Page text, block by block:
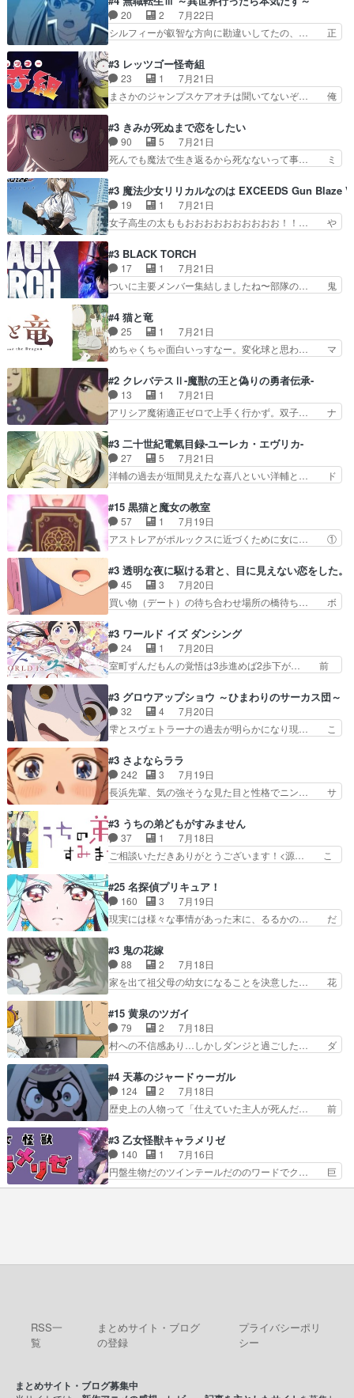
OVAならアリかな。ICT… 冒頭のアクションから
釘付けだった。皆人形… ひとつの単体の作品とし
ては悪くないと思い…
んと三岳さんがラストに姫子さんのお… 初めて夜
のコンビニに行った隼人と姫子は偶… こういう学
園物のラブコメ元々好きだから設… にしても妹は
久」役で出演してまーす！み… 隼人の家庭は隼人
に家事の負担がかかってい… 三岳さんが隼人にと
って妹扱い止まりそうな…
20 2
7月22日
シルフィーが叡智な方向に勘違いしてたの、… 正
ンダイチャンネルで視聴。リーリャさん… なんか
腹立つなぁルーデウスめ…これでエリ… トレント
は後に何らかの際に活躍するんやろ… アイシ
ャ、、、なんと末恐ろしい妹なんだ！… ルーデウ
しゃあない。狂犬かくましいつ来… 本作はぬるい
ハーレムではなく、真面目に一… エリスはしばら
くEDだけやね。アイシャ、…
#3 レッツゴー怪奇組
23 1
7月21日
まさかのジャンプスケアオチは聞いてないぞ… 俺
ャ子の従姉妹シュラ子登場。主人公眼福… 跡目争
いの新キャラ登場で、今回はシュール… めちゃ子
のいとこかわいい今回主人公の驚き… メチャ子を
くしゃみと鼻水が止まらなくなる… お父さんに押
をちびっ子にしたあの玉、も… 半裸の警官の方が
怖い。ライバルキャラかわ… 霊媒師が人の肩に霊
を乗せるな笑なんてモノ…
#3 きみが死ぬまで恋をしたい
90 5
7月21日
死んでも魔法で生き返るから死なないって事… ミ
ミ、最後のその顔は怖いよ...。てかタ… もはや人
間なのかも怪しい戦闘シーンがない… 今話第LO
／原画で参加させていただきまし… 皆大好き、ロ
リの全裸だーーーーーーッッッ… シーナとミミが
芽吹く百合の花。ミミ(c… ルームメイト1ヶ月経
ってシーナがミミの人… もう後戻りできないぞ」
してくるとは思わん…
#3 魔法少女リリカルなのは EXCEEDS Gun Blaze
19 1
7月21日
女子高生の太ももおおおおおおおおおお！！… や
瀬シイナと夜海トワ』今回はフォロワー… なのは
と出逢い炎の魔人の能力を人類の為に… ・シイ
ナ、トワと出会う親近感を感じる2人… 篠宮マナ
が登場したけど公式サイトに20歳… リリカルな
ちゃ食うやん魔人狩りチーム強… 人類滅亡寸前ま
で追い詰められていたのに、… 第３話をU-NEXT
で視聴しました。視聴…
#3 BLACK TORCH
17 1
7月21日
ついに主要メンバー集結しましたね〜部隊の… 鬼
描いたようなチョロインだったな。下半… 前回か
ら引き続いてじいさんとの決別の冒頭… あっちは
呪霊でこっちは物怪。忍者っぽいア… 護衛対象と
なる弐郎を連れて隠密局へ、彼の… →現状展開が
た弐郎は鬼子母神一華の護衛… 護衛はお尻一華、
ここは定番やっぱ物の怪の… ①敵は会話してる最
中の同乗者を物音一つ発…
#4 猫と竜
25 1
7月21日
めちゃくちゃ面白いっすなー。変化球と思わ… マ
代もの猫たちの誕生と成長を見守る猫竜… 前回猫
たちで熊退治をしていた中の一匹の猫… と思って
みにいったらクロバネのCV.速水… 「おじちゃん
は身内に甘い」で、いきなり笑… ガチで素晴らし
た子猫たちのその後が描か… 王子の旅の始まりは
確かにそうでしたよね！… リゼロ見終わっちゃっ
てほのぼの系がいいか…
#2 クレバテスⅡ-魔獣の王と偽りの勇者伝承-
13 1
7月21日
アリシア魔術適正ゼロで上手く行かず。双子… ナ
紹介の時台に乗ってるサラサ可愛いw学… ナイ
エ・シフォンリッツの出番が多くて嬉し… 石田で
こいつワルだな。なぜ大猿に変身した… 2冊目の
トアの書は学長の手に1話冒頭と合… アリシアと
たのにロリ化されて学生にされ… これはいい黒沢
ともよ。笑いのセンスも合う… ナイエのリアクシ
ョンが面白い。ローメイン…
#3 二十世紀電氣目録-ユーレカ・エヴリカ-
27 5
7月21日
洋輔の過去が垣間見えたな喜八といい洋輔と… ド
が目録に固執する理由もほぼ明らかとな… これ京
アニだったのかそのわりにはそこまで… 清六兄ち
ゃんと喜八、清六と洋輔それぞれの… 化学的作用
に依りて継続して…電池と称すっ… 洋輔、清六の
えてみんなで物作りで一気に… 作画は最高なのに
話がつまらない。やっぱ京… 天下り式に竹のフィ
ラメントが出てきたのは…
#15 黒猫と魔女の教室
57 1
7月19日
アストレアがポルックスに近づくために女に… ①
はアストレアの野望による性転換、後半… アスト
レア君の作戦に皆巻き込まれてて草捕… アストレ
アが作った薬によって男女入れ替わ… アルトレア
がポルックスのこと好きとは言え… アストレアが
払い騒動と賑やかでいいねw… 偉大な父を持つが
故の悩(独自のおっぱい論… 鉄板中の鉄板、性転
換と酩酊ネタの二連発(…
#3 透明な夜に駆ける君と、目に見えない恋をした。
45 3
7月20日
買い物（デート）の待ち合わせ場所の橋待ち… ボ
を照らす打ち上げ花火。人混みの中、み… どんど
んキュンが増えていく展開に毎回わく… ちょこっ
と書ければと風が吹き手元にあった… 』は、率直
に言って脚本と演出が悪いと思う… 小春の目が見
と、空野の億劫さがリアルだ… かけると小春、二
人が一緒に過ごす時間が描… ヒロインの目が不自
由だから音を大切にして…
#3 ワールド イズ ダンシング
24 1
7月20日
室町ずんだもんの覚悟は3歩進めば2歩下が… 前
が主人公の漫画がアニメになったらし… 壮絶だっ
た…30分で2時間の映画のように… すべての表現
がピタリと揃った傑作本当に素… たまに現れて謎
のアドバイスをしてくれるお… 可愛いキャラデザ
とが決まる。更に父から… 再び鬼夜叉を導く、素
性不明の彼の名前を知… 恵まれた身分に甘え、修
練を怠るキャラは苦…
#3 グロウアップショウ ～ひまわりのサーカス団～
32 4
7月20日
雫とスヴェトラーナの過去が明らかになり現… こ
県豊川市付近が舞台なのか～現地にも出… 前回に
引き続き、今回もおぱんつであります… キャラク
ターが可愛いのはもちろん、ストー… 皇ではなく
ひまわりを蔑ろにして皇に乗り換… 傷跡なんか、
外あまり見どころがない。1… いや～、めちゃく
ちゃおもしろいね。瑞佳は… キャラデザが映える
のは勿論だけど脚本に歩…
#3 さよならララ
242 3
7月19日
長浜先輩、気の強そうな見た目と性格でニン… サ
なったからユリ確定！＼(^o^)／ラ… プロローグ
的な１話、２話からの浮世離れし… 茉里のボクシ
ングにかける真摯さ格好良かっ… 今回はゲストが
２名！ワンピースの作画さん… あほって言う茉里
母親を失い、アウェーの… ３話の地味に好きポイ
ントは、冒頭でララが… ボクシング部部員たちの
設定を公開！辻さん…
#3 うちの弟どもがすみません
37 1
7月18日
ご相談いただきありがとうございます！<源… こ
家事を頑張り過ぎてテストの結果が酷く… 糸ちゃ
んと源くん、類くんのお買い物シーン… ３話にし
てもう普通に物語が楽しみになっち… 類くんの将
来の夢が微笑ましいまだまだ甘え… 前髪ぱっつん
活するようになってからの話… 最後の「かわい
い」の破壊力よ…あれは成田… 糸と4人の弟の関
わり方がどう変化していく…
#25 名探偵プリキュア！
160 3
7月19日
現実には様々な事情があった末に、るるかの… だ
レール編の始まり、エリザさんの回で「… 「マジ
ラ」と言えば同時上映の「公タロウ」… キュアエ
クレールはやっぱりくれあだったか… エクレール
は誰だ編、遂に答え合わせの時だ… これで自分も
の何もない日常※もっと密着… LIMITかも知れな
い。キュアエクレール… ・解決編、完全に前4話
で謎解きさせるスタ…
#3 鬼の花嫁
88 2
7月18日
家を出て祖父母の幼女になることを決意した… 花
コミどころが多すぎてある意味おもしろ… 胸が凄
くスカッっとしたずっと苦痛を伴って… 祖父母に
人の心があってよかった。それにし… 柚子が家族
と決別する回柚子を傷つけた瑶太… 今期のアニメ
守る姿や祖母の語る玲夜の眼… 常に言ってるけ
ど、ラブコメの主役にも魅力… 家族にずっと理不
尽に虐げられ、我慢を強い…
#15 黄泉のツガイ
79 2
7月18日
村への不信感あり…しかしダンジと過ごした… ダ
ジとの思い出を振り返るユルの表情が本… それぞ
れの思惑が複雑に絡み合い、物語がさ… ユルは一
人になりたいのに、犬がそっと寄り… ダンジが
「俺は側にいる」と言ってくれた幼… 偽りだけで
存在だったからこそ真実が重く… これまで積み重
ねてきた信頼があるからこそ… 一瞬スタッフのユ
ーモア全開爆笑シーンが普…
#4 天幕のジャードゥーガル
124 2
7月18日
歴史上の人物って「仕えていた主人が死んだ… 前
した側にも人としての温かい暮らしがあ… ソルコ
クタニは本を奪うために起こった悲劇… 原論はあ
なた達には当たり前でも私達には始… 周りの同胞
がモンゴルの暮らしに慣れていく… 「肉の味を
#3 乙女怪獣キャラメリゼ
140 1
7月16日
円盤生物だのツインテールだののワードでク… 巨
大化した後に川へ入って小さく戻る。川に… 毎回
RSS一
覧
まとめサイト・ブログ
の登録
プライバシーポリ
シー
まとめサイト・ブログ募集中